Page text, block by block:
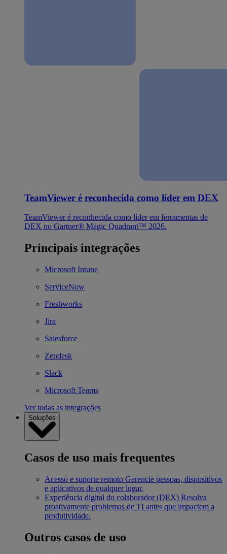
TeamViewer é reconhecida como líder em DEX
TeamViewer é reconhecida como líder em ferramentas de
DEX no Gartner® Magic Quadrant™ 2026.
Principais integrações
Microsoft Intune
ServiceNow
Freshworks
Jira
Salesforce
Zendesk
Slack
Microsoft Teams
Ver todas as integrações
Soluções
Casos de uso mais frequentes
Acesso e suporte remoto Gerencie pessoas, dispositivos
e aplicativos de qualquer lugar.
Experiência digital do colaborador (DEX) Resolva
proativamente problemas de TI antes que impactem a
produtividade.
Outros casos de uso